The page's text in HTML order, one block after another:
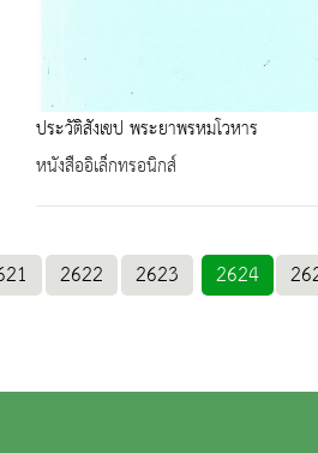
ประวัติสังเขป พระยาพรหมโวหาร
หนังสืออิเล็กทรอนิกส์
2622 2623 2624